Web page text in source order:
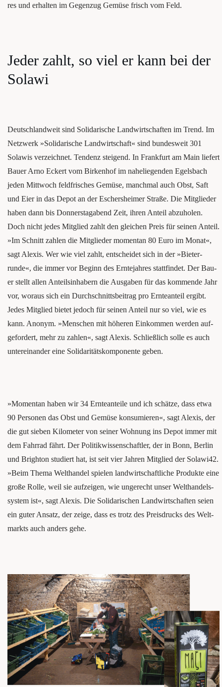
res und erhal­ten im Gegen­zug Gemü­se frisch vom Feld.
Jeder zahlt, so viel er kann bei der
Solawi
Deutsch­land­weit sind Soli­da­ri­sche Land­wirt­schaf­ten im Trend. Im
Netz­werk »Soli­da­ri­sche Land­wirt­schaft« sind bun­des­weit 301
Sola­wis ver­zeich­net. Ten­denz stei­gend. In Frank­furt am Main lie­fert
Bau­er Arno Eckert vom Bir­ken­hof im ­nahe­lie­gen­den Egels­bach
jeden Mitt­woch feld­fri­sches Gemü­se, manch­mal auch Obst, Saft
und Eier in das Depot an der Eschers­hei­mer Stra­ße. Die Mit­glie­der
haben dann bis Don­ners­tag­abend Zeit, ihren Anteil abzu­ho­len.
Doch nicht jedes Mit­glied zahlt den glei­chen Preis für sei­nen Anteil.
»Im Schnitt zah­len die Mit­glie­der momen­tan 80 Euro im Monat«,
sagt Alexis. Wer wie viel zahlt, ent­schei­det sich in der »Bieter­
runde«, die immer vor Beginn des Ern­te­jah­res statt­fin­det. Der Bau­
er stellt ­allen Anteils­in­ha­bern die Aus­ga­ben für das kom­men­de Jahr
vor, wor­aus sich ein Durch­schnitts­bei­trag pro Ern­te­an­teil ergibt.
Jedes Mit­glied bie­tet jedoch für sei­nen Anteil nur so viel, wie es
kann. Ano­nym. »Men­schen mit höhe­ren Ein­kom­men wer­den auf­
ge­for­dert, mehr zu zah­len«, sagt Alexis. Schließ­lich sol­le es auch
unter­ein­an­der eine Soli­da­ri­täts­kom­po­nen­te geben.
»Momen­tan haben wir 34 Ern­te­an­tei­le und ich schät­ze, dass etwa
90 Per­so­nen das Obst und Gemü­se kon­su­mie­ren«, sagt Alexis, der
die gut sie­ben Kilo­me­ter von sei­ner Woh­nung ins Depot immer mit
dem Fahr­rad fährt. Der Poli­tik­wis­sen­schaft­ler, der in Bonn, Ber­lin
und Brigh­ton stu­diert hat, ist seit vier Jah­ren Mit­glied der Solawi42.
»Beim The­ma Welt­han­del spie­len land­wirt­schaft­li­che Pro­duk­te eine
gro­ße Rol­le, weil sie auf­zei­gen, wie unge­recht unser Welt­han­dels­
sys­tem ist«, sagt Alexis. Die Soli­da­ri­schen Land­wirt­schaf­ten sei­en
ein guter Ansatz, der zei­ge, dass es trotz des Preis­drucks des Welt­
markts auch anders gehe.